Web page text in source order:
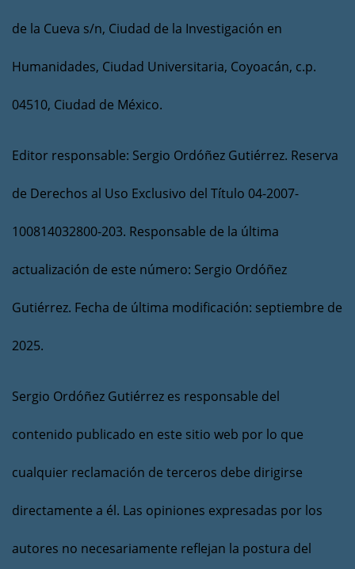
de la Cueva s/n, Ciudad de la Investigación en
Humanidades, Ciudad Universitaria, Coyoacán, c.p.
04510, Ciudad de México.
Editor responsable: Sergio Ordóñez Gutiérrez. Reserva
de Derechos al Uso Exclusivo del Título 04-2007-
100814032800-203. Responsable de la última
actualización de este número: Sergio Ordóñez
Gutiérrez. Fecha de última modificación: septiembre de
2025.
Sergio Ordóñez Gutiérrez es responsable del
contenido publicado en este sitio web por lo que
cualquier reclamación de terceros debe dirigirse
directamente a él. Las opiniones expresadas por los
autores no necesariamente reflejan la postura del